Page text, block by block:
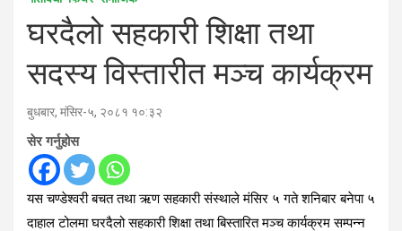
घरदैलो सहकारी शिक्षा तथा
सदस्य विस्तारीत मञ्च कार्यक्रम
बुधबार, मंसिर-५, २०८१ १०:३२
सेर गर्नुहोस
यस चण्डेश्वरी बचत तथा ऋण सहकारी संस्थाले मंसिर ५ गते शनिबार बनेपा ५
दाहाल टोलमा घरदैलो सहकारी शिक्षा तथा बिस्तारित मञ्च कार्यक्रम सम्पन्न